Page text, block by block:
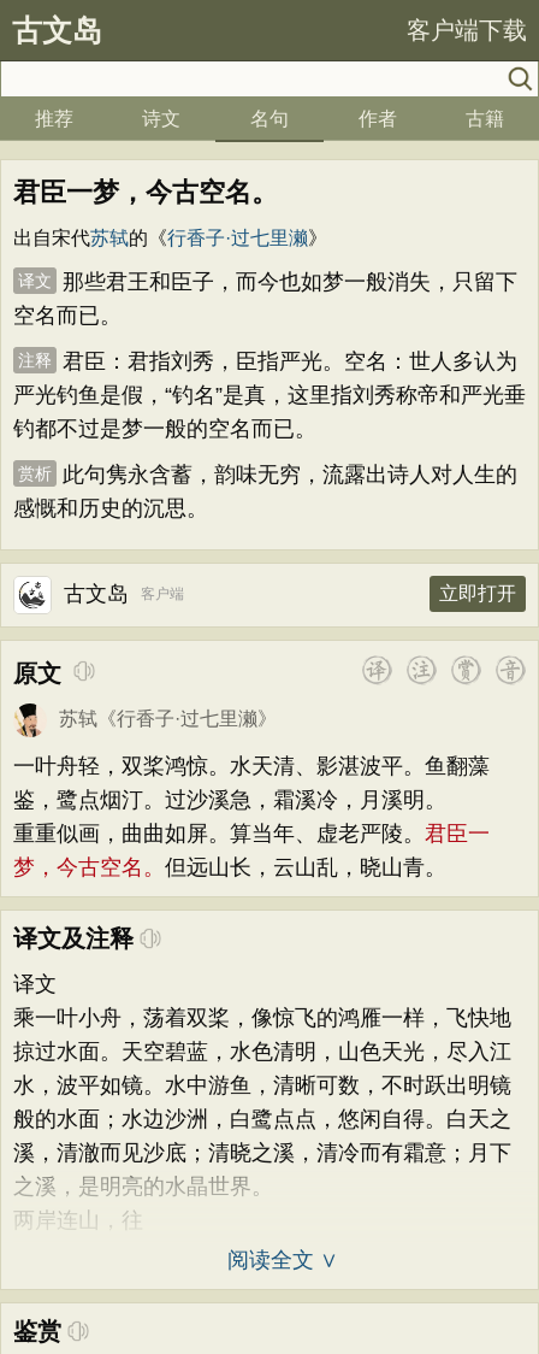
古文岛 客户端下载
推荐 诗文 名句 作者 古籍
君臣一梦，今古空名。
出自宋代苏轼的《行香子·过七里濑》
译文
那些君王和臣子，而今也如梦一般消失，只留下
空名而已。
注释
君臣：君指刘秀，臣指严光。空名：世人多认为
严光钓鱼是假，“钓名”是真，这里指刘秀称帝和严光垂
钓都不过是梦一般的空名而已。
赏析
此句隽永含蓄，韵味无穷，流露出诗人对人生的
感慨和历史的沉思。
古文岛 客户端 立即打开
原文
苏轼 《行香子·过七里濑》
一叶舟轻，双桨鸿惊。水天清、影湛波平。鱼翻藻
鉴，鹭点烟汀。过沙溪急，霜溪冷，月溪明。
重重似画，曲曲如屏。算当年、虚老严陵。 君臣一
梦，今古空名。 但远山长，云山乱，晓山青。
译文及注释
译文
乘一叶小舟，荡着双桨，像惊飞的鸿雁一样，飞快地
掠过水面。天空碧蓝，水色清明，山色天光，尽入江
水，波平如镜。水中游鱼，清晰可数，不时跃出明镜
般的水面；水边沙洲，白鹭点点，悠闲自得。白天之
溪，清澈而见沙底；清晓之溪，清冷而有霜意；月下
之溪，是明亮的水晶世界。
两岸连山，往
阅读全文 ∨
鉴赏